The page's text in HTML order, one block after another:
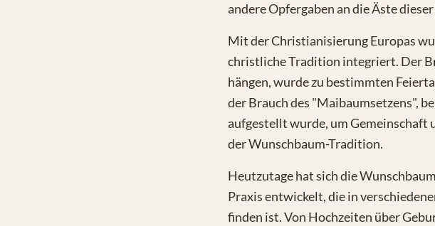
andere Opfergaben an die Äste
Mit der Christianisierung Europas
christliche Tradition integriert. Der
hängen, wurde zu bestimmten
der Brauch des "Maibaumsetzens",
aufgestellt wurde, um
der Wunschbaum-Tradition.
Heutzutage hat sich die
Praxis entwickelt, die in
finden ist. Von Hochzeiten über